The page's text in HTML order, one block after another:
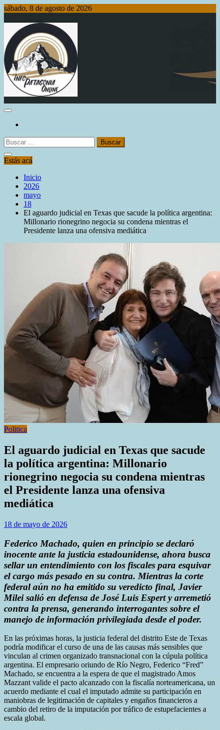
Saltar
contenido
sábado, 8 de agosto de 2026
Info Patagonia Online
Buscar:
Estás acá
Inicio
2026
mayo
18
El aguardo judicial en Texas que sacude la política argentina:
Millonario rionegrino negocia su condena mientras el
Presidente lanza una ofensiva mediática
Politica
El aguardo judicial en Texas que sacude
la política argentina: Millonario
rionegrino negocia su condena mientras
el Presidente lanza una ofensiva
mediática
18 de mayo de 2026
Federico Machado, quien en principio se declaró
inocente ante la justicia estadounidense, ahora busca
sellar un entendimiento con los fiscales para esquivar
el cargo más pesado en su contra. Mientras la corte
federal aún no ha emitido su veredicto final, Javier
Milei salió en defensa de José Luis Espert y arremetió
contra la prensa, generando interrogantes sobre el
manejo de información privilegiada desde el poder.
En las próximas horas, la justicia federal del distrito Este de Texas
podría modificar el curso de una de las causas más sensibles que
vinculan al crimen organizado transnacional con la cúpula política
argentina. El empresario oriundo de Río Negro, Federico “Fred”
Machado, se encuentra a la espera de que el magistrado Amos
Mazzant valide el pacto alcanzado con la fiscalía norteamericana, un
acuerdo mediante el cual el imputado admite su participación en
maniobras de legitimación de capitales y engaños financieros a
cambio del retiro de la imputación por tráfico de estupefacientes a
escala global.